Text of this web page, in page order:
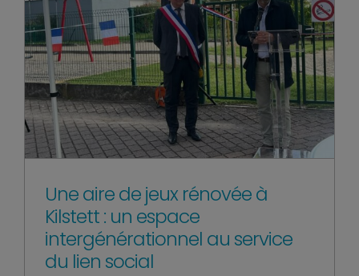
Une aire de jeux rénovée à
Kilstett : un espace
intergénérationnel au service
du lien social